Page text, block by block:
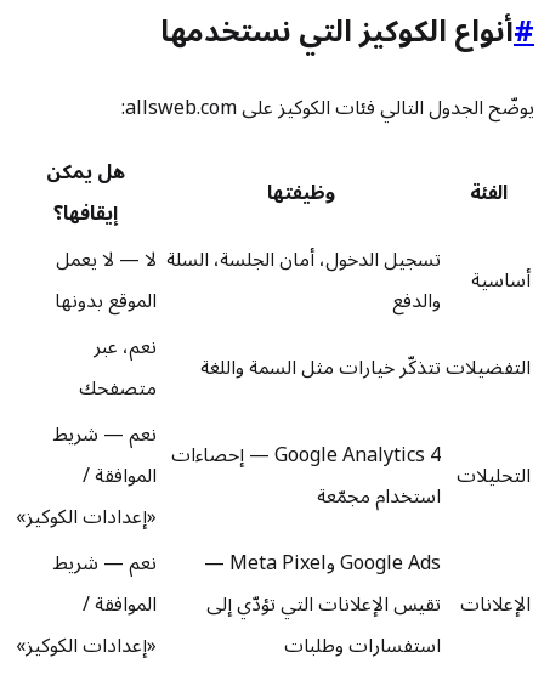
#أنواع الكوكيز التي نستخدمها
يوضّح الجدول التالي فئات الكوكيز على allsweb.com:
الفئة وظيفتها
هل يمكن
إيقافها؟
أساسية
تسجيل الدخول، أمان الجلسة، السلة
والدفع
لا — لا يعمل
الموقع بدونها
التفضيلاتتتذكّر خيارات مثل السمة واللغة
نعم، عبر
متصفحك
التحليلات
Google Analytics 4 — إحصاءات
استخدام مجمّعة
نعم — شريط
الموافقة /
«إعدادات الكوكيز»
الإعلانات
Google Ads وMeta Pixel —
تقيس الإعلانات التي تؤدّي إلى
استفسارات وطلبات
نعم — شريط
الموافقة /
«إعدادات الكوكيز»